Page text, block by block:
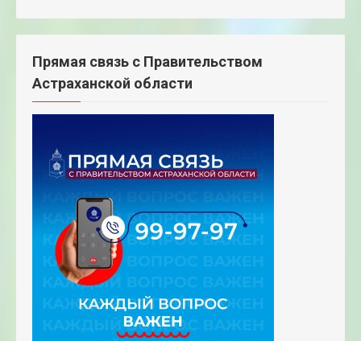
Прямая связь с Правительством
Астраханской области